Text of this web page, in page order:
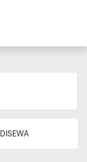
DISEWA